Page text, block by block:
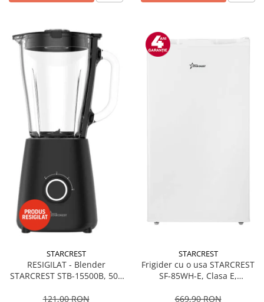
STARCREST
RESIGILAT - Blender
STARCREST STB-15500B, 500
Pulse, Negru
121,00 RON
STARCREST
Frigider cu o usa STARCREST
SF-85WH-E, Clasa E,
interioara, Compartiment
669,90 RON